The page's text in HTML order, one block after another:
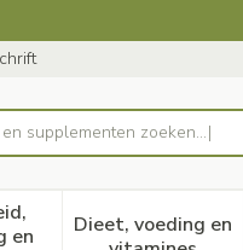
categorie...
en
Dieet, voeding en